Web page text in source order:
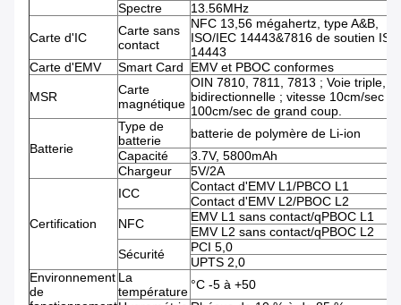
Spectre
13.56MHz
Carte d'IC
Carte sans
contact
NFC 13,56 mégahertz, type A&B,
ISO/IEC 14443&7816 de soutien
14443
Carte d'EMV
Smart Card EMV et PBOC conformes
MSR
Carte
magnétique
OIN 7810, 7811, 7813 ; Voie triple,
bidirectionnelle ; vitesse 10cm/sec -
100cm/sec de grand coup.
Batterie
Type de
batterie
batterie de polymère de Li-ion
Capacité
3.7V, 5800mAh
Chargeur
5V/2A
Certification
ICC
Contact d'EMV L1/PBCO L1
Contact d'EMV L2/PBOC L2
NFC
EMV L1 sans contact/qPBOC L1
EMV L2 sans contact/qPBOC L2
Sécurité
PCI 5,0
UPTS 2,0
Environnement
de
La
température °C -5 à +50